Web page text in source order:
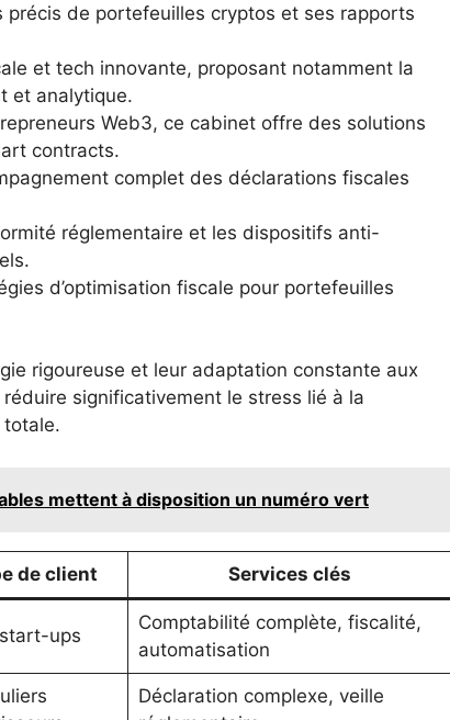
précis de portefeuilles cryptos et ses rapports
et tech innovante, proposant notamment la
et analytique.
Web3, ce cabinet offre des solutions
contracts.
complet des déclarations fiscales
réglementaire et les dispositifs anti-
d’optimisation fiscale pour portefeuilles
rigoureuse et leur adaptation constante aux
significativement le stress lié à la
totale.
mettent à disposition un numéro vert
de client Services clés
ups
Comptabilité complète, fiscalité,
automatisation
Déclaration complexe, veille